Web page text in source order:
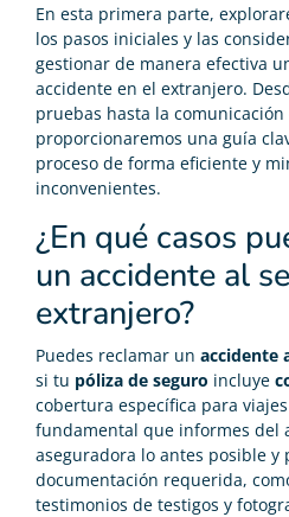
En esta primera parte,
los pasos iniciales y las
gestionar de manera efectiva
accidente en el extranjero.
pruebas hasta la
proporcionaremos una guía
proceso de forma eficiente y
inconvenientes.
¿En qué casos
un accidente al
extranjero?
Puedes reclamar un accidente
si tu póliza de seguro incluye
cobertura específica para
fundamental que informes del
aseguradora lo antes posible y
documentación requerida,
testimonios de testigos y